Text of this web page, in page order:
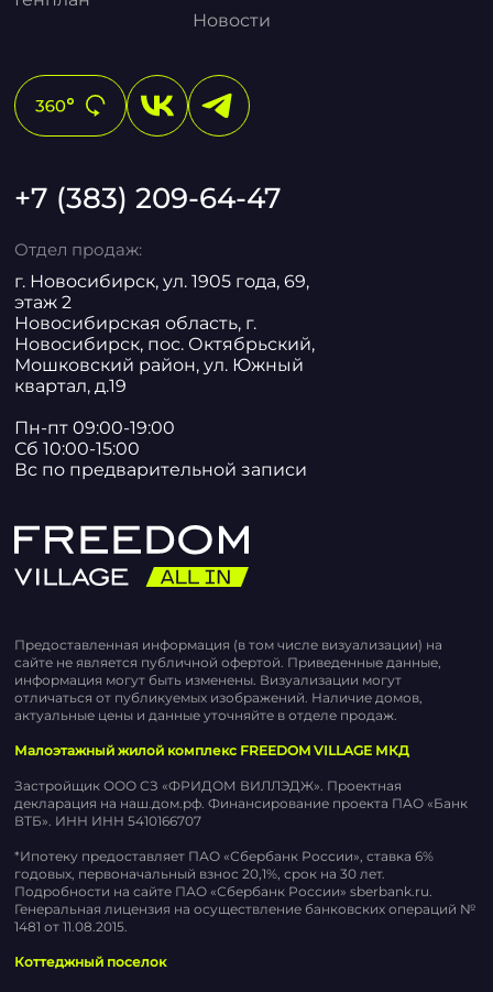
Новости
+7 (383) 209-64-47
Отдел продаж:
г. Новосибирск, ул. 1905 года, 69,
этаж 2
Новосибирская область, г.
Новосибирск, пос. Октябрьский,
Мошковский район, ул. Южный
квартал, д.19
Пн-пт 09:00-19:00
Сб 10:00-15:00
Вс по предварительной записи
Предоставленная информация (в том числе визуализации) на
сайте не является публичной офертой. Приведенные данные,
информация могут быть изменены. Визуализации могут
отличаться от публикуемых изображений. Наличие домов,
актуальные цены и данные уточняйте в отделе продаж.
Малоэтажный жилой комплекс FREEDOM VILLAGE МКД
Застройщик ООО СЗ «ФРИДОМ ВИЛЛЭДЖ». Проектная
декларация на наш.дом.рф. Финансирование проекта ПАО «Банк
ВТБ». ИНН ИНН 5410166707
*Ипотеку предоставляет ПАО «Сбербанк России», ставка 6%
годовых, первоначальный взнос 20,1%, срок на 30 лет.
Подробности на сайте ПАО «Сбербанк России» sberbank.ru.
Генеральная лицензия на осуществление банковских операций №
1481 от 11.08.2015.
Коттеджный поселок